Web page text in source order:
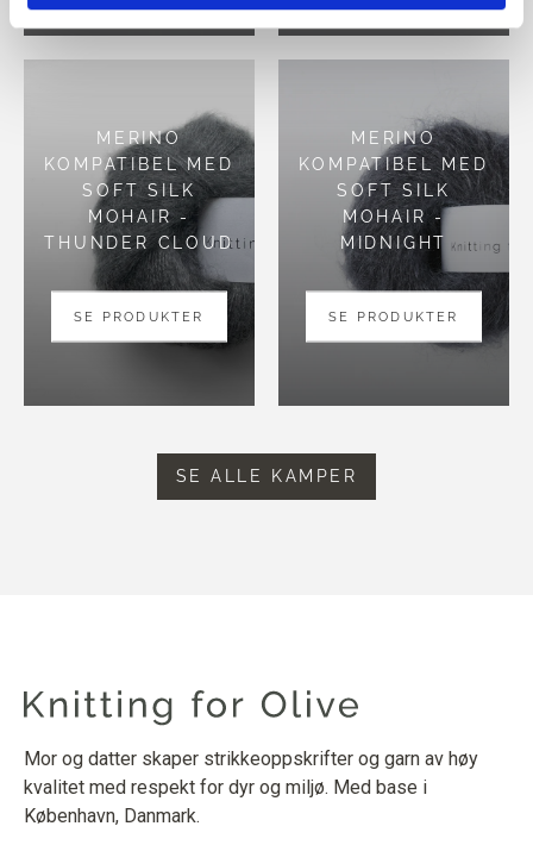
MERINO
KOMPATIBEL MED
SOFT SILK
MOHAIR -
THUNDER CLOUD
SE PRODUKTER
MERINO
KOMPATIBEL MED
SOFT SILK
MOHAIR -
MIDNIGHT
SE PRODUKTER
SE ALLE KAMPER
Mor og datter skaper strikkeoppskrifter og garn av høy
kvalitet med respekt for dyr og miljø. Med base i
København, Danmark.